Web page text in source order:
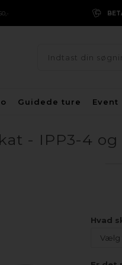
Guidede ture Event
- IPP3-4
Hvad